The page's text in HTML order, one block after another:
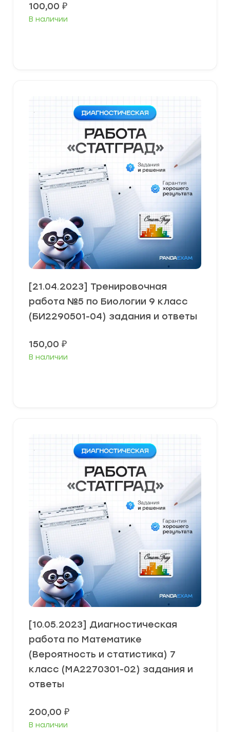
100,00 ₽
В наличии
[21.04.2023] Тренировочная
работа №5 по Биологии 9 класс
(БИ2290501-04) задания и ответы
150,00 ₽
В наличии
[10.05.2023] Диагностическая
работа по Математике
(Вероятность и статистика) 7
класс (МА2270301-02) задания и
ответы
200,00 ₽
В наличии